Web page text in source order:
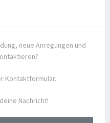
neue Anregungen und
Kontaktformular.
Nachricht!